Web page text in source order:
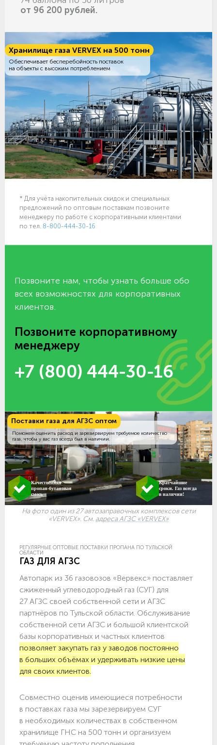
от 96 200 рублей.
Хранилище газа VERVEX на 500 тонн
Обеспечивает бесперебойность поставок
на объекты с высоким потреблением
* Для учёта накопительных скидок и специальных
предложений по оптовым поставкам позвоните
менеджеру по работе с корпоративными клиентами
по тел. 8-800-444-30-16
Позвоните нам, чтобы узнать больше обо
всех возможностях для корпоративных
клиентов.
Позвоните корпоративному
менеджеру
+7 (800) 444-30-16
Поставки газа для АГЗС оптом
Поможем оценить расход и зарезирвируем требуемое количество
газа, чтобы у вас газ всегда был в наличии.
Качественная
пропан-бутановая
смесь
Кратчайшие
сроки. Газ всегда
в наличии!
На фото один из 27 автозаправочных комплексов сети
«VERVEX». См. адреса АГЗС «VERVEX»
РЕГУЛЯРНЫЕ ОПТОВЫЕ ПОСТАВКИ ПРОПАНА ПО ТУЛЬСКОЙ
ОБЛАСТИ
ГАЗ ДЛЯ АГЗС
Автопарк из 36 газовозов «Вервекс» поставляет
сжиженный углеводородный газ (СУГ) для
27 АГЗС своей собственной сети и АГЗС
партнёров по Тульской области. Обслуживание
собственной сети АГЗС и большой клиентской
базы корпоративных и частных клиентов
позволяет закупать газ у заводов постоянно
в больших объёмах и удерживать низкие цены
для своих клиентов.
Совместно оценив имеющиеся потребности
в поставках газа мы зарезервируем СУГ
в необходимых количествах в собственном
хранилище ГНС на 500 тонн и организуем